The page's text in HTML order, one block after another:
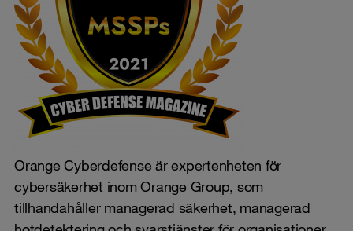
Orange Cyberdefense är expertenheten för
cybersäkerhet inom Orange Group, som
tillhandahåller managerad säkerhet, managerad